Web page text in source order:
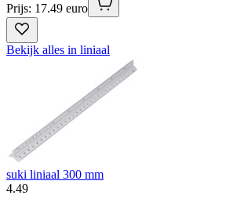
Prijs: 17.49 euro
Bekijk alles in liniaal
suki liniaal 300 mm
4.49